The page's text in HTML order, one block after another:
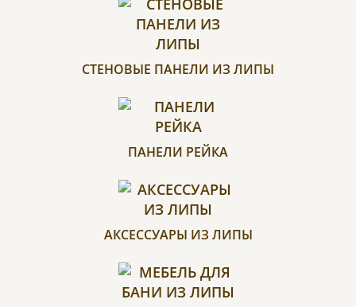
СТЕНОВЫЕ ПАНЕЛИ ИЗ ЛИПЫ
ПАНЕЛИ РЕЙКА
АКСЕССУАРЫ ИЗ ЛИПЫ